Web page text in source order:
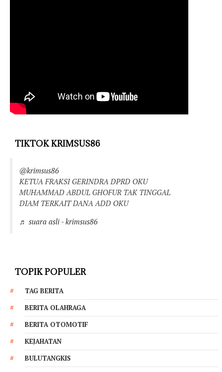
TIKTOK KRIMSUS86
@krimsus86
KETUA FRAKSI GERINDRA DPRD OKU
MUHAMMAD ABDUL GHOFUR TAK TINGGAL
DIAM TERKAIT DANA ADD OKU
♬ suara asli - krimsus86
TOPIK POPULER
TAG BERITA
BERITA OLAHRAGA
BERITA OTOMOTIF
KEJAHATAN
BULUTANGKIS